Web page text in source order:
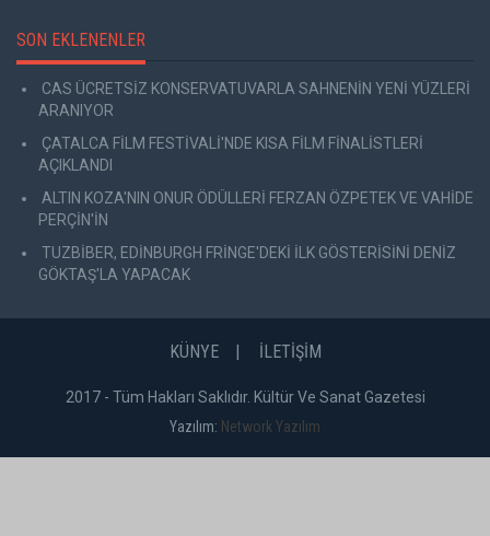
SON EKLENENLER
CAS ÜCRETSİZ KONSERVATUVARLA SAHNENİN YENİ YÜZLERİ
ARANIYOR
ÇATALCA FİLM FESTİVALİ'NDE KISA FİLM FİNALİSTLERİ
AÇIKLANDI
ALTIN KOZA'NIN ONUR ÖDÜLLERİ FERZAN ÖZPETEK VE VAHİDE
PERÇİN'İN
TUZBİBER, EDİNBURGH FRİNGE'DEKİ İLK GÖSTERİSİNİ DENİZ
GÖKTAŞ'LA YAPACAK
KÜNYE İLETİŞİM
2017 - Tüm Hakları Saklıdır. Kültür Ve Sanat Gazetesi
Yazılım: Network Yazılım